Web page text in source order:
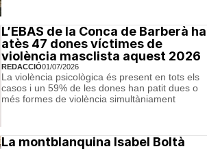
L’EBAS de la Conca de Barberà ha
atès 47 dones víctimes de
violència masclista aquest 2026
REDACCIÓ01/07/2026
La violència psicològica és present en tots els
casos i un 59% de les dones han patit dues o
més formes de violència simultàniament
La montblanquina Isabel Boltà